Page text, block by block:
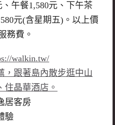
、午餐1,580元、下午茶
580元(含星期五)。以上價
務費。
walkin.tw/
，跟著島內散步逛中山
住晶華酒店。
居客房
驗